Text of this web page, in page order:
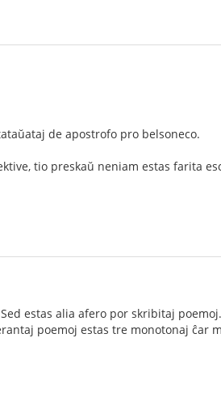
de apostrofo pro belsoneco.
tio preskaŭ neniam estas farita
estas alia afero por skribitaj
poemoj estas tre monotonaj ĉar